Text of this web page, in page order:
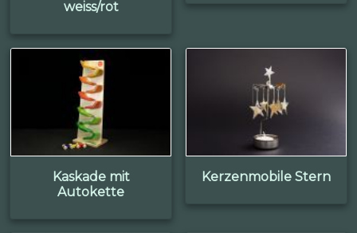
weiss/rot
Kaskade mit
Autokette
Kerzenmobile Stern